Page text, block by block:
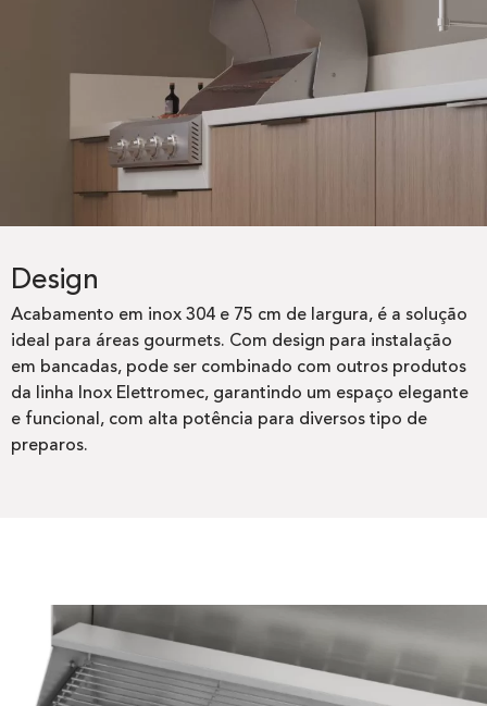
Design
Acabamento em inox 304 e 75 cm de largura, é a solução
ideal para áreas gourmets. Com design para instalação
em bancadas, pode ser combinado com outros produtos
da linha Inox Elettromec, garantindo um espaço elegante
e funcional, com alta potência para diversos tipo de
preparos.